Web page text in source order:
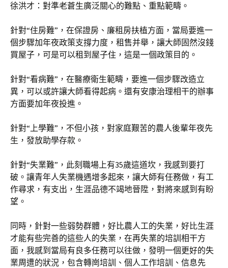
徐洪才：對準老蒼生廣泛關心的難點、重點範疇。
針對“住房難”，在保證房、廉租房扶植方面，當局要進一
個步驟加年夜政策支撐力度，租售并舉，讓大師固然沒錢
買屋子，可是可以租到屋子住，這是一個政策目的。
針對“看病難”，在醫療衛生範疇，要進一個步驟改造立
異，可以或許讓大師看得起病。還有安康治理相干的辦事
方面要加年夜投進。
針對“上學難”，不但小孩，對家庭艱苦的農人後輩年夜先
生，發放助學存款。
針對“失業難”，此刻職場上有35歲這道坎，我感到要打
破。讓青年人失業機遇增多起來，讓大師有任務做，有工
作尋求，有支出，生涯品德不竭地晉陞，對將來感到有盼
望。
同時，針對一些弱勢群體，好比農人工的失業，好比生涯
才能有些完善的這些人的失業，在再失業的培訓相干方
面，我感到當局有良多任務可以往做，發明一個更好的失
業周遭的狀況，包含轉崗培訓、個人工作培訓、信息先